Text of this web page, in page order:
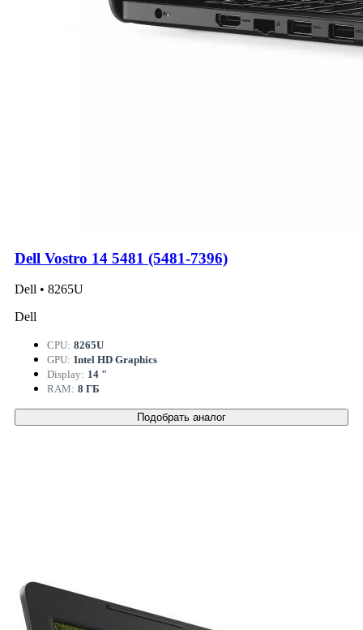
Dell Vostro 14 5481 (5481-7396)
Dell • 8265U
Dell
CPU: 8265U
GPU: Intel HD Graphics
Display: 14 "
RAM: 8 ГБ
Подобрать аналог